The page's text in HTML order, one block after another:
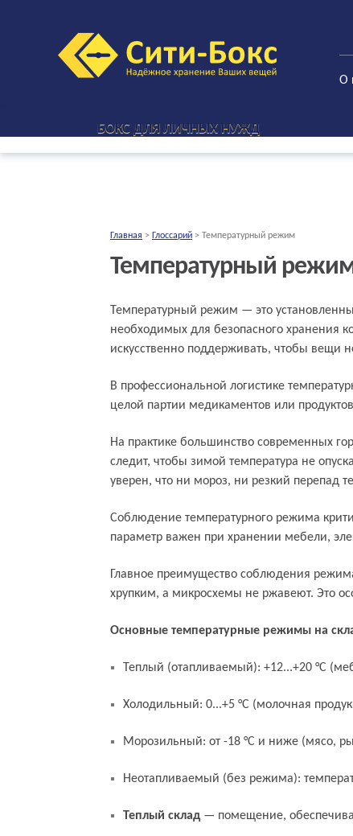
О
БОКС ДЛЯ ЛИЧНЫХ НУЖД
Главная > Глоссарий > Температурный режим
Температурный
Что такое температурный режим
Температурный режим — это
необходимых для безопасного хранения
искусственно поддерживать, чтобы вещи
В профессиональной логистике
целой партии медикаментов или
На практике большинство современных
следит, чтобы зимой температура не
уверен, что ни мороз, ни резкий перепад
Кому и для чего нужен
Соблюдение температурного режима
параметр важен при хранении мебели,
Главное преимущество соблюдения
хрупким, а микросхемы не ржавеют. Это
Основные температурные режимы на
Теплый (отапливаемый): +12...+20 °C
Холодильный: 0...+5 °C (молочная
Морозильный: от -18 °C и ниже (мясо,
Неотапливаемый (без режима):
Связанные термины и понятия
Теплый склад — помещение,